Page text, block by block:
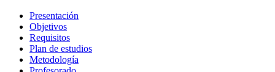
Presentación
Objetivos
Requisitos
Plan de estudios
Metodología